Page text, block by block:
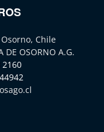
Chile
DE OSORNO A.G.
2160